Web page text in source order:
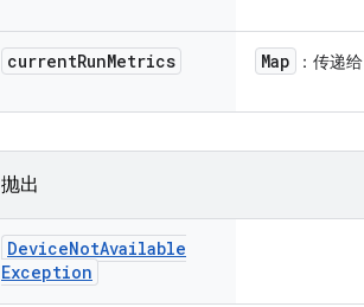
currentRunMetrics Map ：传递给
抛出
DeviceNotAvailable
Exception